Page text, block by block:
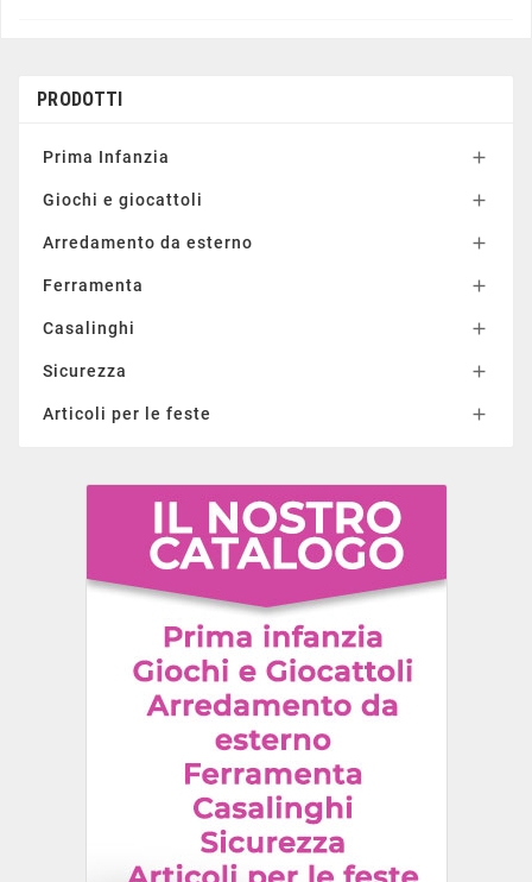
PRODOTTI
Prima Infanzia 
Giochi e giocattoli 
Arredamento da esterno 
Ferramenta 
Casalinghi 
Sicurezza 
Articoli per le feste 